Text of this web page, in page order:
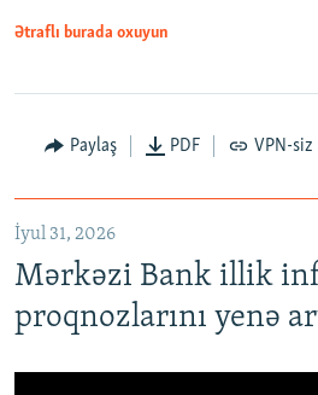
Ətraflı burada oxuyun
Paylaş PDF VPN-siz
İyul 31, 2026
Mərkəzi Bank illik
proqnozlarını yenə